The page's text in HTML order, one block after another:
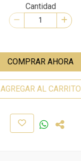
Cantidad
COMPRAR AHORA
AGREGAR AL CARRITO